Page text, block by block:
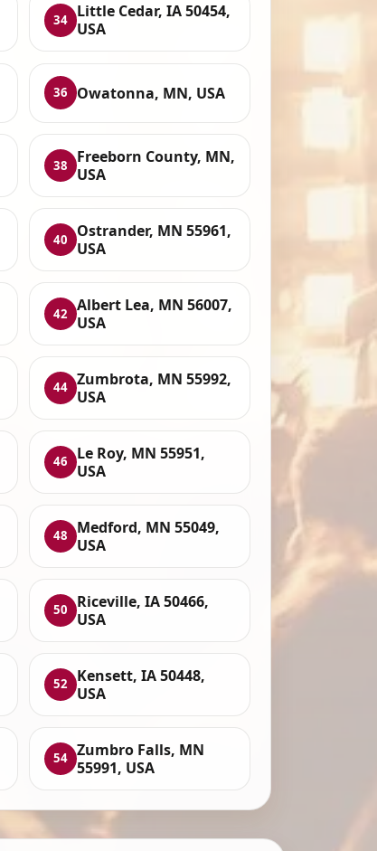
34
Little Cedar, IA 50454,
USA
36 Owatonna, MN, USA
38
Freeborn County, MN,
USA
40
Ostrander, MN 55961,
USA
42
Albert Lea, MN 56007,
USA
44 Zumbrota, MN 55992,
USA
46
Le Roy, MN 55951,
USA
48
Medford, MN 55049,
USA
50
Riceville, IA 50466,
USA
52
Kensett, IA 50448,
USA
54 Zumbro Falls, MN
55991, USA